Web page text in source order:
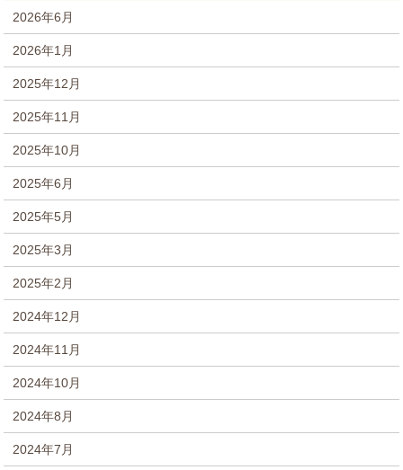
2026年6月
2026年1月
2025年12月
2025年11月
2025年10月
2025年6月
2025年5月
2025年3月
2025年2月
2024年12月
2024年11月
2024年10月
2024年8月
2024年7月